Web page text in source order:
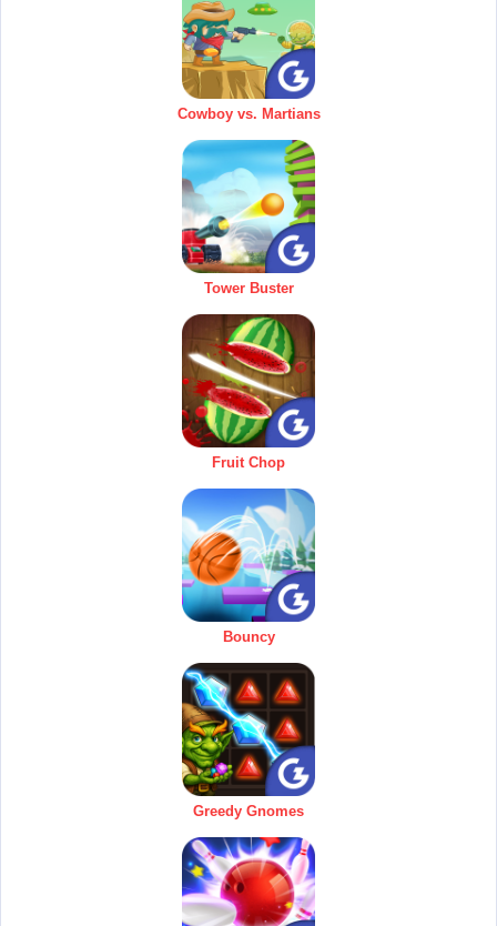
Cowboy vs. Martians
Tower Buster
Fruit Chop
Bouncy
Greedy Gnomes